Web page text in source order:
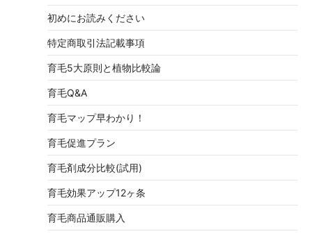
初めにお読みください
特定商取引法記載事項
育毛5大原則と植物比較論
育毛Q&A
育毛マップ早わかり！
育毛促進プラン
育毛剤成分比較(試用)
育毛効果アップ12ヶ条
育毛商品通販購入